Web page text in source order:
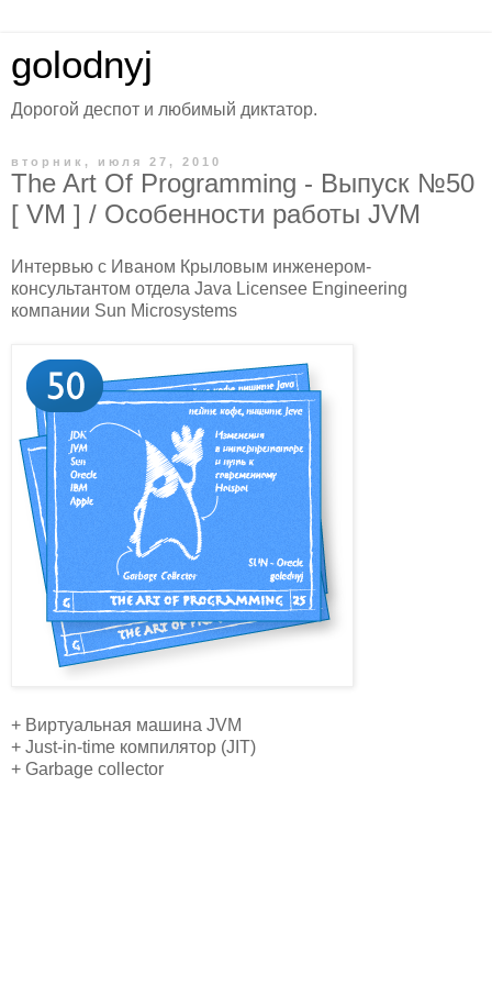
golodnyj
Дорогой деспот и любимый диктатор.
вторник, июля 27, 2010
The Art Of Programming - Выпуск №50
[ VM ] / Особенности работы JVM
Интервью с Иваном Крыловым инженером-
консультантом отдела Java Licensee Engineering
компании Sun Microsystems
+ Виртуальная машина JVM
+ Just-in-time компилятор (JIT)
+ Garbage collector